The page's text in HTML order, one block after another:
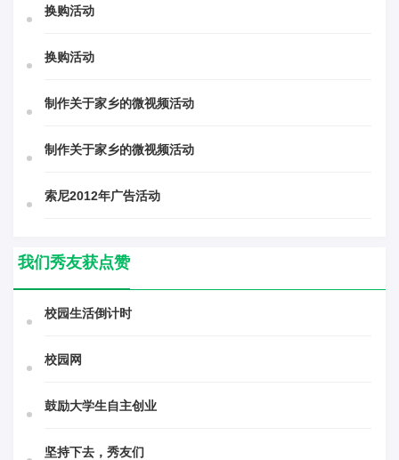
换购活动
换购活动
制作关于家乡的微视频活动
制作关于家乡的微视频活动
索尼2012年广告活动
我们秀友获点赞
校园生活倒计时
校园网
鼓励大学生自主创业
坚持下去，秀友们